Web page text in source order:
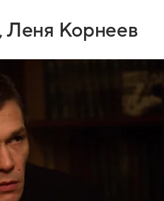
Леня Корнеев